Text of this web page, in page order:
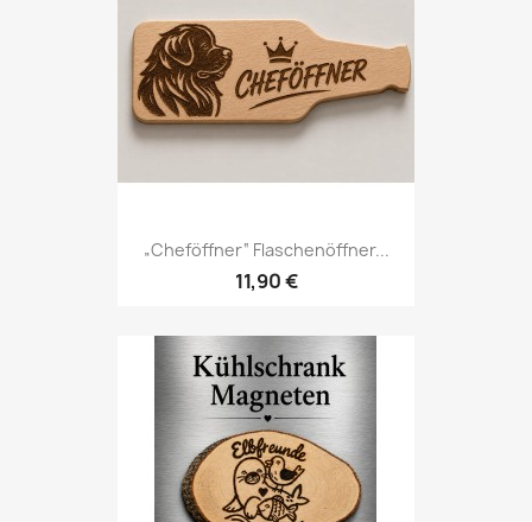
„Cheföffner“ Flaschenöffner...
11,90 €